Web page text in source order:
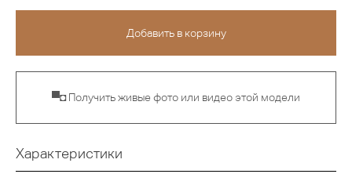
▀◘ Получить живые фото или видео этой модели
Характеристики